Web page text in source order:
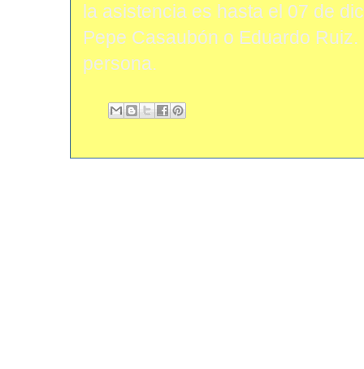
la asistencia es hasta el 07 de
Pepe Casaubón o Eduardo
persona.